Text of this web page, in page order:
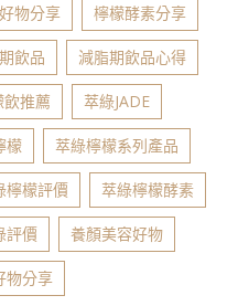
物分享 檸檬酵素分享
飲品 減脂期飲品心得
推薦 萃綠JADE
檬 萃綠檸檬系列產品
檸檬評價 萃綠檸檬酵素
評價 養顏美容好物
物分享